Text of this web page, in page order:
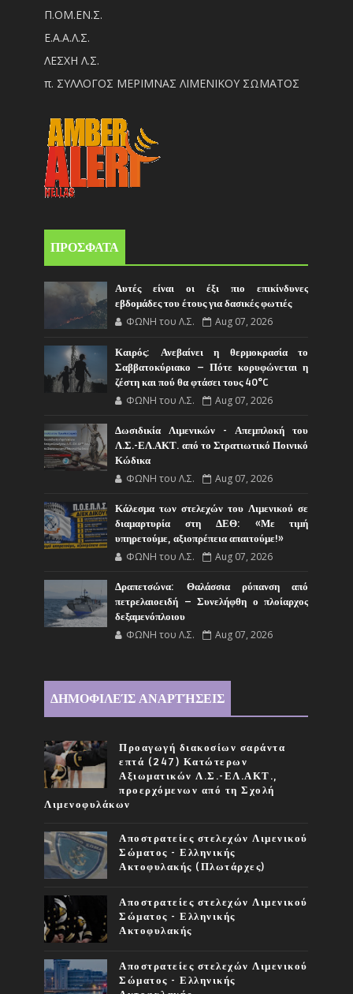
Π.ΟM.EN.Σ.
Ε.Α.Α.Λ.Σ.
ΛΕΣΧΗ Λ.Σ.
π. ΣΥΛΛΟΓΟΣ ΜΕΡΙΜΝΑΣ ΛΙΜΕΝΙΚΟΥ ΣΩΜΑΤΟΣ
ΠΡΟΣΦΑΤΑ
Αυτές είναι οι έξι πιο επικίνδυνες
εβδομάδες του έτους για δασικές φωτιές
ΦΩΝΗ του Λ.Σ. Aug 07, 2026
Καιρός: Ανεβαίνει η θερμοκρασία το
Σαββατοκύριακο – Πότε κορυφώνεται η
ζέστη και πού θα φτάσει τους 40°C
ΦΩΝΗ του Λ.Σ. Aug 07, 2026
Δωσιδικία Λιμενικών - Απεμπλοκή του
Λ.Σ.-ΕΛ.ΑΚΤ. από το Στρατιωτικό Ποινικό
Κώδικα
ΦΩΝΗ του Λ.Σ. Aug 07, 2026
Κάλεσμα των στελεχών του Λιμενικού σε
διαμαρτυρία στη ΔΕΘ: «Με τιμή
υπηρετούμε, αξιοπρέπεια απαιτούμε!»
ΦΩΝΗ του Λ.Σ. Aug 07, 2026
Δραπετσώνα: Θαλάσσια ρύπανση από
πετρελαιοειδή – Συνελήφθη ο πλοίαρχος
δεξαμενόπλοιου
ΦΩΝΗ του Λ.Σ. Aug 07, 2026
ΔΗΜΟΦΙΛΕΊΣ ΑΝΑΡΤΉΣΕΙΣ
Προαγωγή διακοσίων σαράντα
επτά (247) Κατώτερων
Αξιωματικών Λ.Σ.-ΕΛ.ΑΚΤ.,
προερχόμενων από τη Σχολή
Λιμενοφυλάκων
Αποστρατείες στελεχών Λιμενικού
Σώματος - Ελληνικής
Ακτοφυλακής (Πλωτάρχες)
Αποστρατείες στελεχών Λιμενικού
Σώματος - Ελληνικής
Ακτοφυλακής
Αποστρατείες στελεχών Λιμενικού
Σώματος - Ελληνικής